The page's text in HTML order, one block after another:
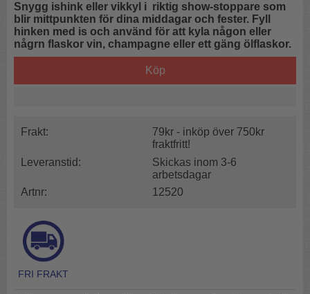
Snygg ishink eller vikkyl i riktig show-stoppare som
blir mittpunkten för dina middagar och fester. Fyll
hinken med is och använd för att kyla någon eller
någrn flaskor vin, champagne eller ett gäng ölflaskor.
Köp
Frakt:
79kr - inköp över 750kr
fraktfritt!
Leveranstid:
Skickas inom 3-6
arbetsdagar
Artnr:
12520